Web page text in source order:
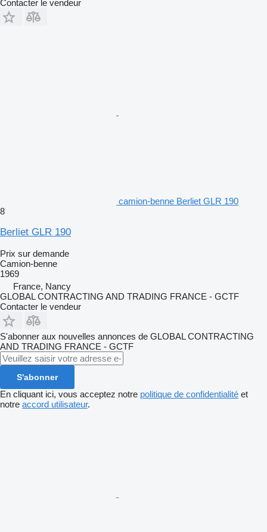
Contacter le vendeur
camion-benne Berliet GLR 190
8
Berliet GLR 190
Prix sur demande
Camion-benne
1969
France, Nancy
GLOBAL CONTRACTING AND TRADING FRANCE - GCTF
Contacter le vendeur
S'abonner aux nouvelles annonces de GLOBAL CONTRACTING
AND TRADING FRANCE - GCTF
S'abonner
En cliquant ici, vous acceptez notre politique de confidentialité et
notre accord utilisateur.